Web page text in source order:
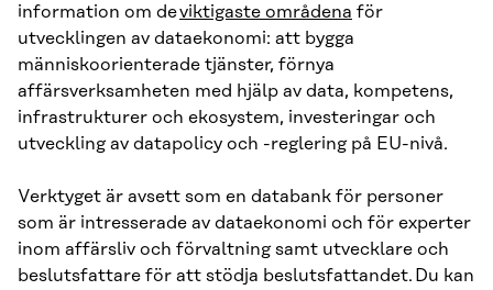
information om deviktigaste områdena för
utvecklingen av dataekonomi: att bygga
människoorienterade tjänster, förnya
affärsverksamheten med hjälp av data, kompetens,
infrastrukturer och ekosystem, investeringar och
utveckling av datapolicy och -reglering på EU-nivå.
Verktyget är avsett som en databank för personer
som är intresserade av dataekonomi och för experter
inom affärsliv och förvaltning samt utvecklare och
beslutsfattare för att stödja beslutsfattandet. Du kan